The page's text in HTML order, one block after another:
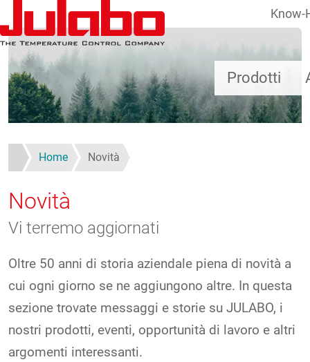
Salta al contenuto principale
Prodotti
Know-
Home Novità
Novità
Vi terremo aggiornati
Oltre 50 anni di storia aziendale piena di novità a
cui ogni giorno se ne aggiungono altre. In questa
sezione trovate messaggi e storie su JULABO, i
nostri prodotti, eventi, opportunità di lavoro e altri
argomenti interessanti.